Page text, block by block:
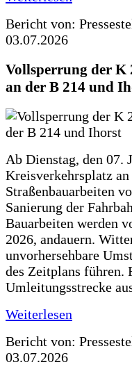
Bericht von:
03.07.2026
Vollsperrung der K
an der B 214 und
Ab Dienstag, den 07.
Kreisverkehrsplatz
Straßenbauarbeiten
Sanierung der
Bauarbeiten werden
2026, andauern.
unvorhersehbare
des Zeitplans führen.
Umleitungsstrecke
Weiterlesen
Bericht von:
03.07.2026